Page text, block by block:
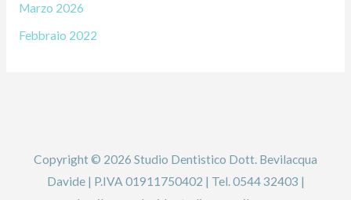
Marzo 2026
Febbraio 2022
Copyright © 2026 Studio Dentistico Dott. Bevilacqua
Davide | P.IVA 01911750402 | Tel. 0544 32403 |